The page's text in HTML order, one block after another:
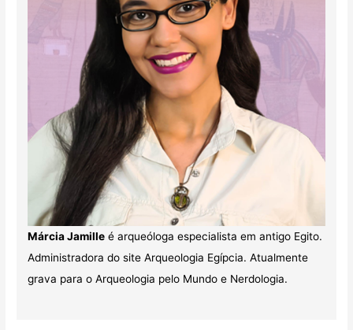
Márcia Jamilleé arqueóloga especialista em antigo Egito.
Administradora do site Arqueologia Egípcia. Atualmente
grava para o Arqueologia pelo Mundo e Nerdologia.